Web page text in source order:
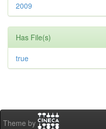
2009
Has File(s)
true
Theme by